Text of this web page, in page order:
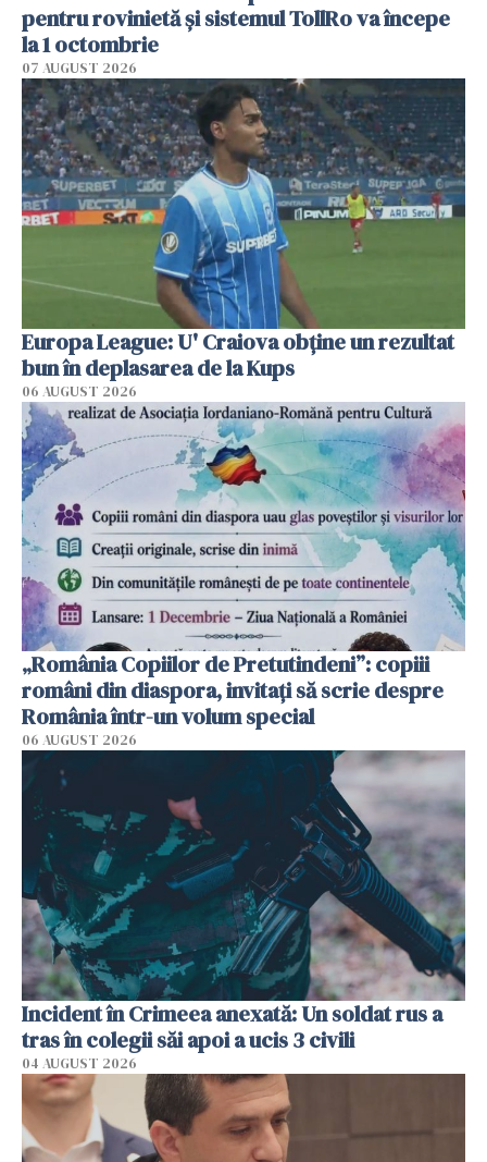
pentru rovinietă şi sistemul TollRo va începe
la 1 octombrie
07 AUGUST 2026
Europa League: U' Craiova obține un rezultat
bun în deplasarea de la Kups
06 AUGUST 2026
„România Copiilor de Pretutindeni”: copiii
români din diaspora, invitați să scrie despre
România într-un volum special
06 AUGUST 2026
Incident în Crimeea anexată: Un soldat rus a
tras în colegii săi apoi a ucis 3 civili
04 AUGUST 2026